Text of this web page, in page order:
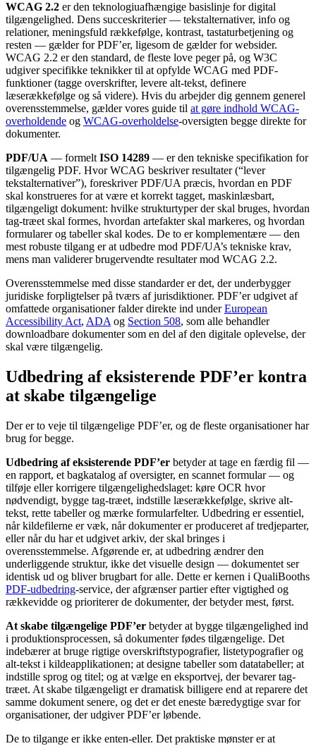
WCAG 2.2 er den teknologiuafhængige basislinje for digital
tilgængelighed. Dens succeskriterier — tekstalternativer, info og
relationer, meningsfuld rækkefølge, kontrast, tastaturbetjening og
resten — gælder for PDF’er, ligesom de gælder for websider.
WCAG 2.2 er den standard, de fleste love peger på, og W3C
udgiver specifikke teknikker til at opfylde WCAG med PDF-
funktioner (tagge overskrifter, levere alt-tekst, definere
læserækkefølge og så videre). Hvis du arbejder dig gennem generel
overensstemmelse, gælder vores guide til at gøre indhold WCAG-
overholdende og WCAG-overholdelse-oversigten begge direkte for
dokumenter.
PDF/UA — formelt ISO 14289 — er den tekniske specifikation for
tilgængelig PDF. Hvor WCAG beskriver resultater (“lever
tekstalternativer”), foreskriver PDF/UA præcis, hvordan en PDF
skal konstrueres for at være et korrekt tagget, maskinlæsbart,
tilgængeligt dokument: hvilke strukturtyper der skal bruges, hvordan
tag-træet skal formes, hvordan artefakter skal markeres, og hvordan
formularer og tabeller skal kodes. De to er komplementære — den
mest robuste tilgang er at udbedre mod PDF/UA’s tekniske krav,
mens man validerer brugervendte resultater mod WCAG 2.2.
Overensstemmelse med disse standarder er det, der underbygger
juridiske forpligtelser på tværs af jurisdiktioner. PDF’er udgivet af
omfattede organisationer falder direkte ind underEuropean
Accessibility Act, ADA og Section 508, som alle behandler
downloadbare dokumenter som en del af den digitale oplevelse, der
skal være tilgængelig.
Udbedring af eksisterende PDF’er kontra
at skabe tilgængelige
Der er to veje til tilgængelige PDF’er, og de fleste organisationer har
brug for begge.
Udbedring af eksisterende PDF’er betyder at tage en færdig fil —
en rapport, et bagkatalog af oversigter, en scannet formular — og
tilføje eller korrigere tilgængelighedslaget: køre OCR hvor
nødvendigt, bygge tag-træet, indstille læserækkefølge, skrive alt-
tekst, rette tabeller og mærke formularfelter. Udbedring er essentiel,
når kildefilerne er væk, når dokumenter er produceret af tredjeparter,
eller når du har et udgivet arkiv, der skal bringes i
overensstemmelse. Afgørende er, at udbedring ændrer den
underliggende struktur, ikke det visuelle design — dokumentet ser
identisk ud og bliver brugbart for alle. Dette er kernen i QualiBooths
PDF-udbedring-service, der afgrænser partier efter vigtighed og
rækkevidde og prioriterer de dokumenter, der betyder mest, først.
At skabe tilgængelige PDF’er betyder at bygge tilgængelighed ind
i produktionsprocessen, så dokumenter fødes tilgængelige. Det
indebærer at bruge rigtige overskriftstypografier, listetypografier og
alt-tekst i kildeapplikationen; at designe tabeller som datatabeller; at
indstille sprog og titel; og at vælge en eksportvej, der bevarer tag-
træet. At skabe tilgængeligt er dramatisk billigere end at reparere det
samme dokument senere, og det er det eneste bæredygtige svar for
organisationer, der udgiver PDF’er løbende.
De to tilgange er ikke enten-eller. Det praktiske mønster er at